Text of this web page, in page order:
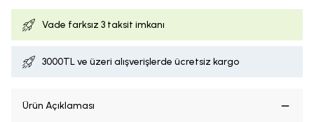
Vade farksız 3 taksit imkanı
3000TL ve üzeri alışverişlerde ücretsiz kargo
Ürün Açıklaması